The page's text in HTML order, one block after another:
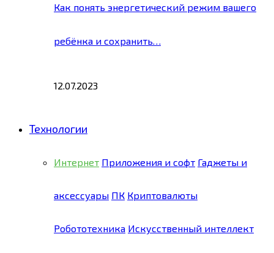
Как понять энергетический режим вашего
ребёнка и сохранить…
12.07.2023
Технологии
Интернет Приложения и софт Гаджеты и
аксессуары ПК Криптовалюты
Робототехника Искусственный интеллект